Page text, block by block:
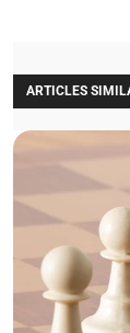
ARTICLES